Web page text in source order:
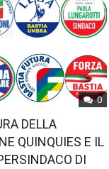
0
DELLA
QUINQUIES E IL
DI